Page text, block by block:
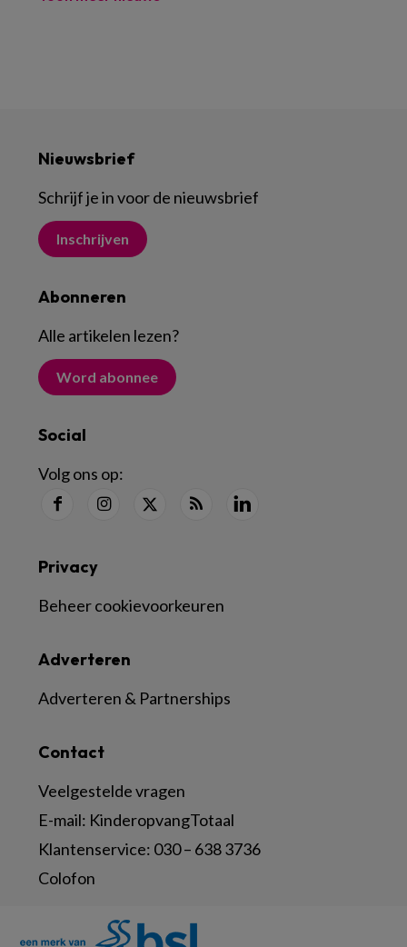
Nieuwsbrief
Schrijf je in voor de nieuwsbrief
Inschrijven
Abonneren
Alle artikelen lezen?
Word abonnee
Social
Volg ons op:
Contact
Veelgestelde vragen
E-mail: KinderopvangTotaal
Klantenservice: 030 – 638 3736
Colofon
Adverteren
Adverteren & Partnerships
Privacy
Beheer cookievoorkeuren